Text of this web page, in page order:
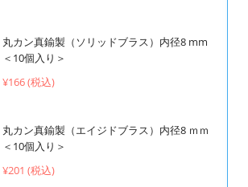
丸カン真鍮製（ソリッドブラス）内径8 mm
＜10個入り＞
¥166 (税込)
丸カン真鍮製（エイジドブラス）内径8 ｍｍ
＜10個入り＞
¥201 (税込)